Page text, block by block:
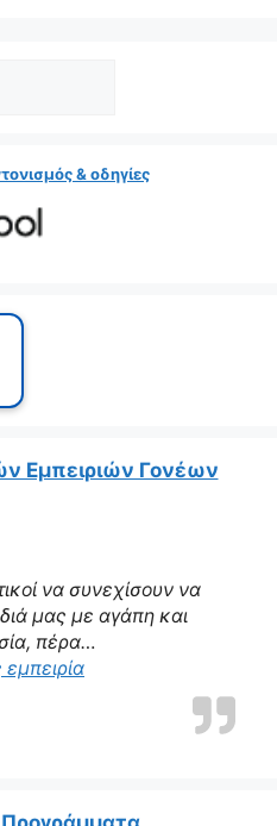
& οδηγίες
να συνεχίσουν να
μας με αγάπη και
πέρα…
“Η δασκάλα μας
Εμπειριών Γονέων